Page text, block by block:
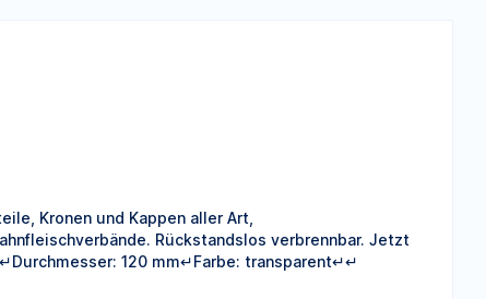
MEHR ENTDECKEN
Kronen und Kappen aller Art,
Rückstandslos verbrennbar. Jetzt
120 mm↵Farbe: transparent↵↵